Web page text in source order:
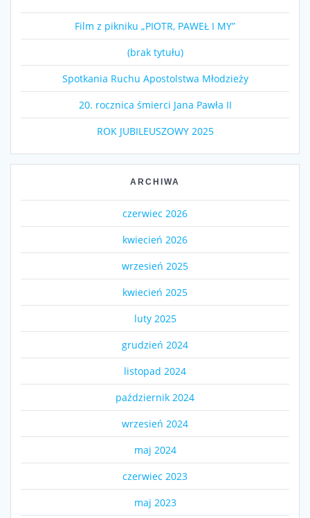
Film z pikniku „PIOTR, PAWEŁ I MY”
(brak tytułu)
Spotkania Ruchu Apostolstwa Młodzieży
20. rocznica śmierci Jana Pawła II
ROK JUBILEUSZOWY 2025
ARCHIWA
czerwiec 2026
kwiecień 2026
wrzesień 2025
kwiecień 2025
luty 2025
grudzień 2024
listopad 2024
październik 2024
wrzesień 2024
maj 2024
czerwiec 2023
maj 2023